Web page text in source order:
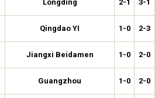
Longding 2-1 3-1
Qingdao YI 1-0 2-3
Jiangxi Beidamen 1-0 2-0
Guangzhou 1-0 2-0